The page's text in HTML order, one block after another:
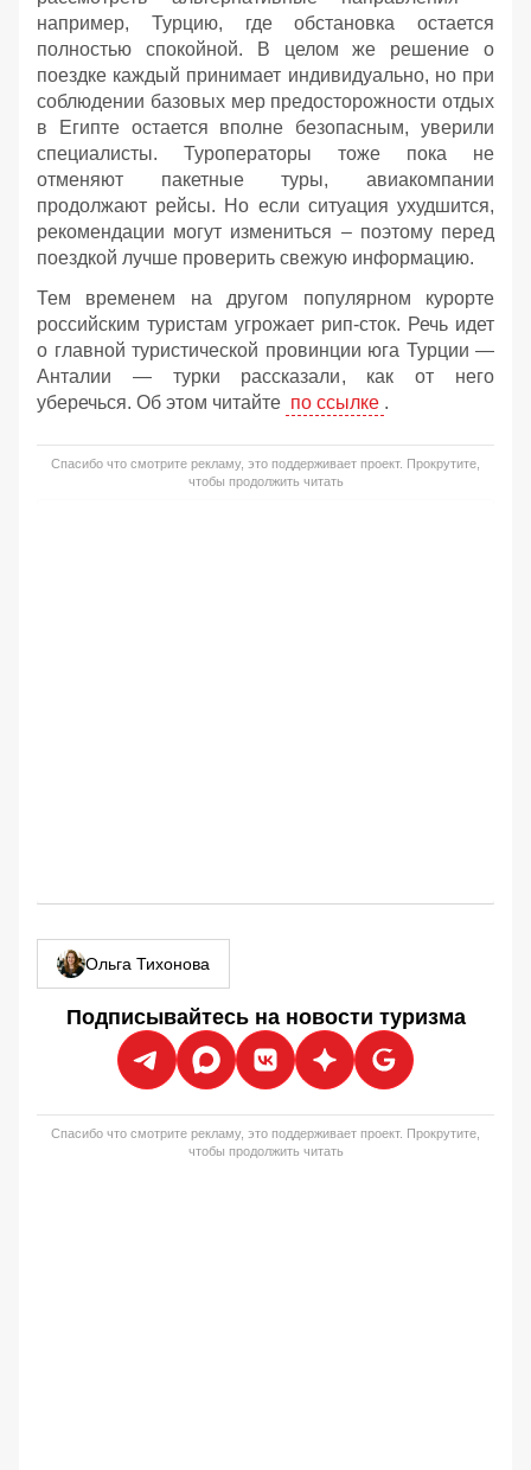
например, Турцию, где обстановка остается
полностью спокойной. В целом же решение о
поездке каждый принимает индивидуально, но при
соблюдении базовых мер предосторожности отдых
в Египте остается вполне безопасным, уверили
специалисты. Туроператоры тоже пока не
отменяют пакетные туры, авиакомпании
продолжают рейсы. Но если ситуация ухудшится,
рекомендации могут измениться – поэтому перед
поездкой лучше проверить свежую информацию.
Тем временем на другом популярном курорте
российским туристам угрожает рип-сток. Речь идет
о главной туристической провинции юга Турции —
Анталии — турки рассказали, как от него
уберечься. Об этом читайте по ссылке .
Спасибо что смотрите рекламу, это поддерживает проект. Прокрутите,
чтобы продолжить читать
Ольга Тихонова
Подписывайтесь на новости туризма
Спасибо что смотрите рекламу, это поддерживает проект. Прокрутите,
чтобы продолжить читать